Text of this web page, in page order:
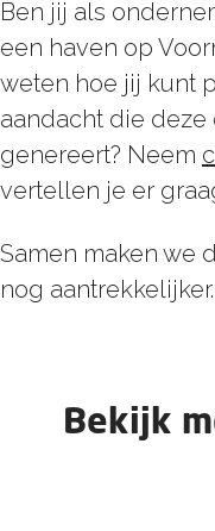
Ben jij als
een haven op
weten hoe jij kunt
aandacht die deze
genereert? Neem
vertellen je er
Samen maken we
nog aantrekkelijker.
Bekijk